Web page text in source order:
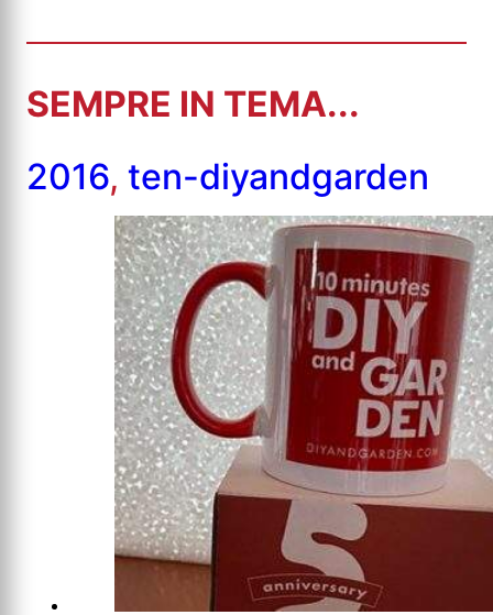
SEMPRE IN TEMA...
2016, ten-diyandgarden